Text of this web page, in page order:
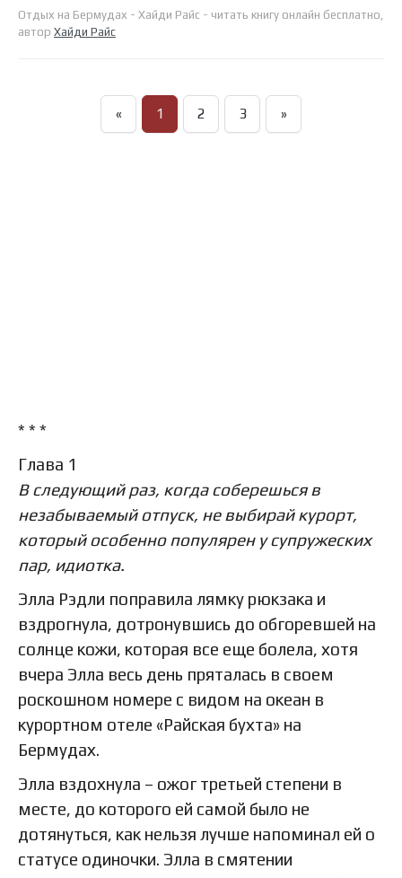
Отдых на Бермудах - Хайди Райс - читать книгу онлайн бесплатно,
автор Хайди Райс
« 1 2 3 »
* * *
Глава 1
В следующий раз, когда соберешься в
незабываемый отпуск, не выбирай курорт,
который особенно популярен у супружеских
пар, идиотка.
Элла Рэдли поправила лямку рюкзака и
вздрогнула, дотронувшись до обгоревшей на
солнце кожи, которая все еще болела, хотя
вчера Элла весь день пряталась в своем
роскошном номере с видом на океан в
курортном отеле «Райская бухта» на
Бермудах.
Элла вздохнула – ожог третьей степени в
месте, до которого ей самой было не
дотянуться, как нельзя лучше напоминал ей о
статусе одиночки. Элла в смятении